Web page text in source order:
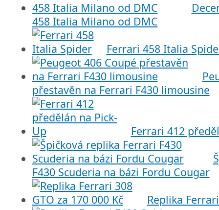
458 Italia Milano od DMC
Ferrari 458 Italia
přestavěn na Ferrari F430 limousine
Ferrari 412
F430 Scuderia na bázi Fordu Cougar
Replika